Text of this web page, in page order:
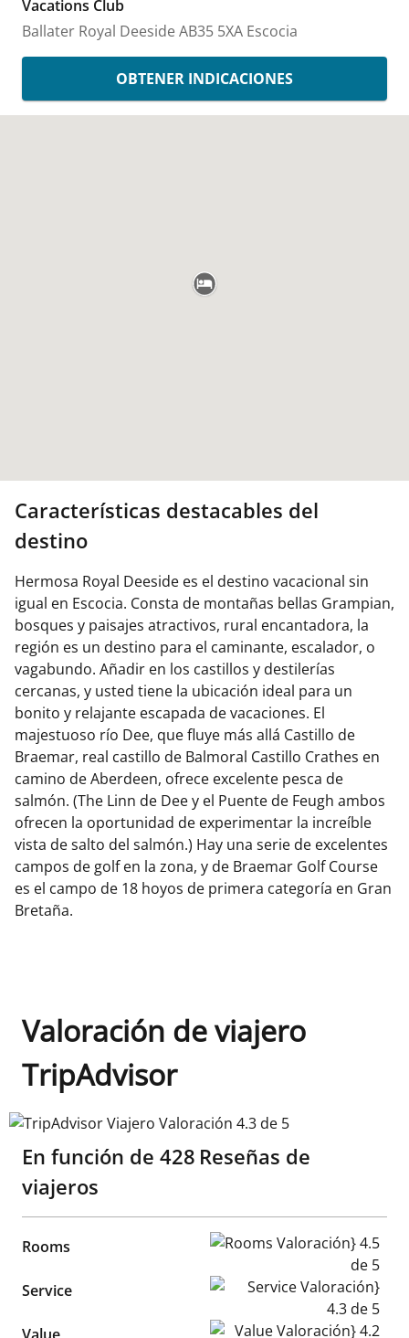
Vacations Club
Ballater Royal Deeside AB35 5XA Escocia
OBTENER INDICACIONES
Características destacables del
destino
Hermosa Royal Deeside es el destino vacacional sin
igual en Escocia. Consta de montañas bellas Grampian,
bosques y paisajes atractivos, rural encantadora, la
región es un destino para el caminante, escalador, o
vagabundo. Añadir en los castillos y destilerías
cercanas, y usted tiene la ubicación ideal para un
bonito y relajante escapada de vacaciones. El
majestuoso río Dee, que fluye más allá Castillo de
Braemar, real castillo de Balmoral Castillo Crathes en
camino de Aberdeen, ofrece excelente pesca de
salmón. (The Linn de Dee y el Puente de Feugh ambos
ofrecen la oportunidad de experimentar la increíble
vista de salto del salmón.) Hay una serie de excelentes
campos de golf en la zona, y de Braemar Golf Course
es el campo de 18 hoyos de primera categoría en Gran
Bretaña.
Valoración de viajero
TripAdvisor
TripAdvisor Viajero Valoración 4.3 de 5
En función de 428 Reseñas de
viajeros
Rooms Rooms Valoración} 4.5 de 5
Service Service Valoración} 4.3 de 5
Value Valoración} 4.2 de 5